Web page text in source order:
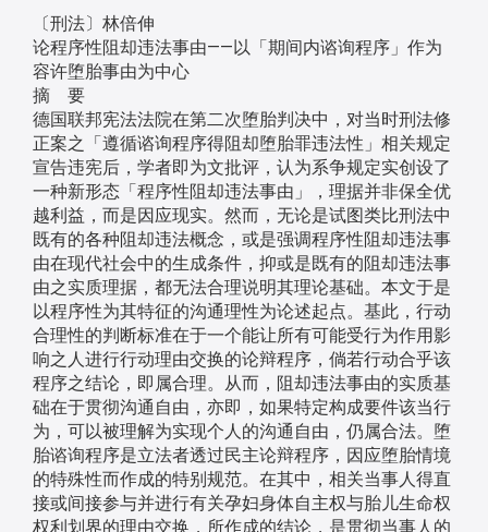
〔刑法〕林倍伸
论程序性阻却违法事由——以「期间内谘询程序」作为
容许堕胎事由为中心
摘 要
德国联邦宪法法院在第二次堕胎判决中，对当时刑法修
正案之「遵循谘询程序得阻却堕胎罪违法性」相关规定
宣告违宪后，学者即为文批评，认为系争规定实创设了
一种新形态「程序性阻却违法事由」，理据并非保全优
越利益，而是因应现实。然而，无论是试图类比刑法中
既有的各种阻却违法概念，或是强调程序性阻却违法事
由在现代社会中的生成条件，抑或是既有的阻却违法事
由之实质理据，都无法合理说明其理论基础。本文于是
以程序性为其特征的沟通理性为论述起点。基此，行动
合理性的判断标准在于一个能让所有可能受行为作用影
响之人进行行动理由交换的论辩程序，倘若行动合乎该
程序之结论，即属合理。从而，阻却违法事由的实质基
础在于贯彻沟通自由，亦即，如果特定构成要件该当行
为，可以被理解为实现个人的沟通自由，仍属合法。堕
胎谘询程序是立法者透过民主论辩程序，因应堕胎情境
的特殊性而作成的特别规范。在其中，相关当事人得直
接或间接参与并进行有关孕妇身体自主权与胎儿生命权
权利划界的理由交换，所作成的结论，是贯彻当事人的